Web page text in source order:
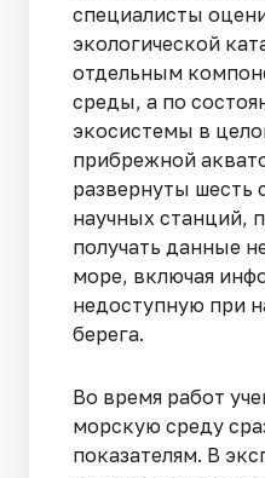
специалисты
экологической
отдельным
среды, а по
экосистемы в
прибрежной
развернуты шесть
научных станций,
получать данные
море, включая
недоступную при
берега.
Во время работ
морскую среду
показателям. В